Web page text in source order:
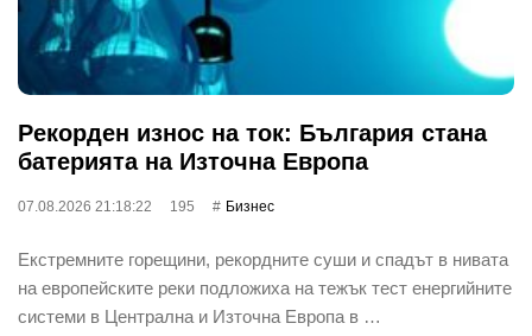
Рекорден износ на ток: България стана
батерията на Източна Европа
07.08.2026 21:18:22 195 Бизнес
Екстремните горещини, рекордните суши и спадът в нивата
на европейските реки подложиха на тежък тест енергийните
системи в Централна и Източна Европа в …